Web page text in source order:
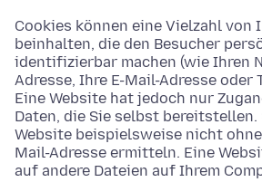
Cookies können eine Vielzahl von
beinhalten, die den Besucher
identifizierbar machen (wie Ihren
Adresse, Ihre E-Mail-Adresse oder
Eine Website hat jedoch nur
Daten, die Sie selbst bereitstellen.
Website beispielsweise nicht
Mail-Adresse ermitteln. Eine
auf andere Dateien auf Ihrem